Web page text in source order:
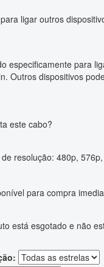
ligar outros
especificamente para
Outros dispositivos
este cabo?
resolução: 480p,
para compra
está esgotado e não